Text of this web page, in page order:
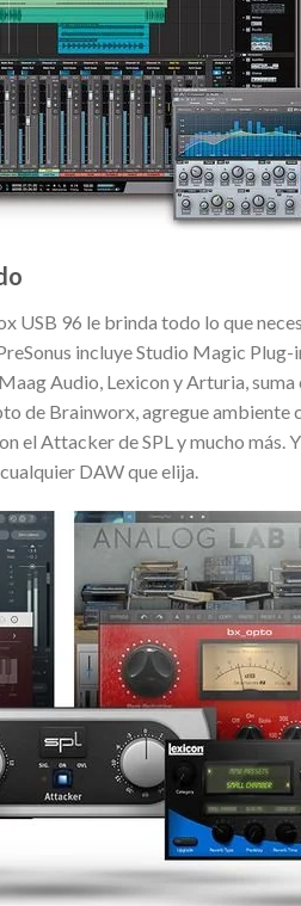
USB 96 le brinda todo lo que
incluye Studio Magic Plug-
Audio, Lexicon y Arturia,
de Brainworx, agregue ambiente
el Attacker de SPL y mucho más.
DAW que elija.